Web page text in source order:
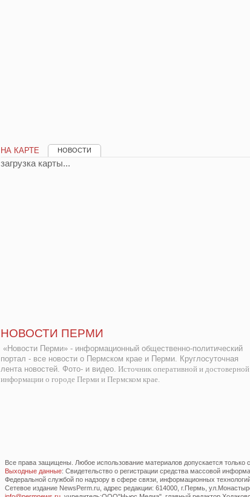
НА КАРТЕ НОВОСТИ
загрузка карты...
НОВОСТИ ПЕРМИ
«Новости Перми» - информационный общественно-политический
портал - все новости о Пермском крае и Перми. Круглосуточная
лента новостей. Фото- и видео. Источник оперативной и достоверной
информации о городе Перми и Пермском крае.
Все права защищены. Любое использование материалов допускается только с
Выходные данные: Свидетельство о регистрации средства массовой
Федеральной службой по надзору в сфере связи, информационных
Сетевое издание NewsPerm.ru, адрес редакции: 614000, г.Пермь,